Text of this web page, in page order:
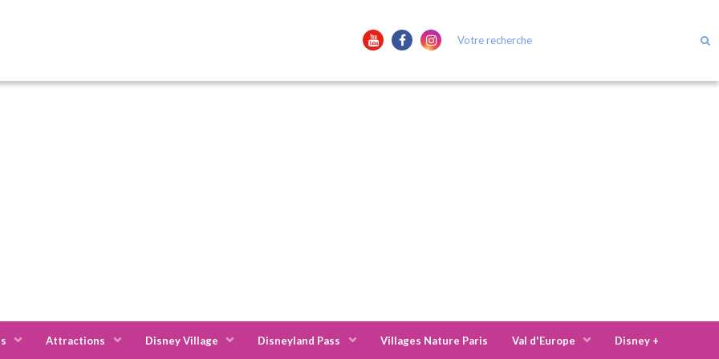
Attractions Disney Village Disneyland Pass Villages Nature Paris Val d'Europe Disney +
Val d'Europe Hôtel l'Elysée Val d'Europe